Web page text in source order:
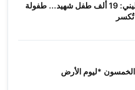
في يوم الطفل الفلسطيني: 19 ألف طفل شهيد... طفولة
تُكسر
الذكرى الخمسون *ليوم الأرض